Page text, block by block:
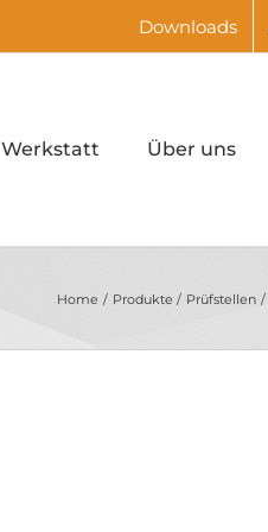
Downloads
Werkstatt Über uns
Home Produkte Prüfstellen